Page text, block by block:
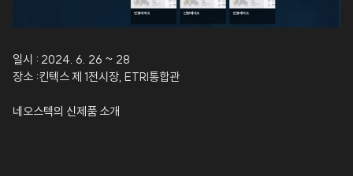
일시 : 2024. 6. 26 ~ 28
장소 :킨텍스 제 1전시장, ETRI통합관
네오스텍의 신제품 소개